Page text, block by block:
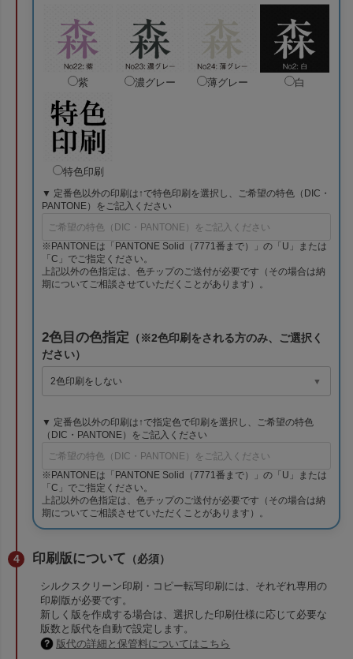
紫 濃グレー 薄グレー 白
特色印刷
▼ 定番色以外の印刷は↑で特色印刷を選択し、ご希望の特色（DIC・
PANTONE）をご記入ください
※PANTONEは「PANTONE Solid（7771番まで）」の「U」または
「C」でご指定ください。
上記以外の色指定は、色チップのご送付が必要です（その場合は納
期についてご相談させていただくことがあります）。
2色目の色指定 （※2色印刷をされる方のみ、ご選択く
ださい）
▼ 定番色以外の印刷は↑で指定色で印刷を選択し、ご希望の特色
（DIC・PANTONE）をご記入ください
※PANTONEは「PANTONE Solid（7771番まで）」の「U」または
「C」でご指定ください。
上記以外の色指定は、色チップのご送付が必要です（その場合は納
期についてご相談させていただくことがあります）。
印刷版について （必須）
シルクスクリーン印刷・コピー転写印刷には、それぞれ専用の
印刷版が必要です。
新しく版を作成する場合は、選択した印刷仕様に応じて必要な
版数と版代を自動で設定します。
版代の詳細と保管料についてはこちら